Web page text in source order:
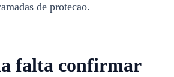
de protecao.
falta confirmar